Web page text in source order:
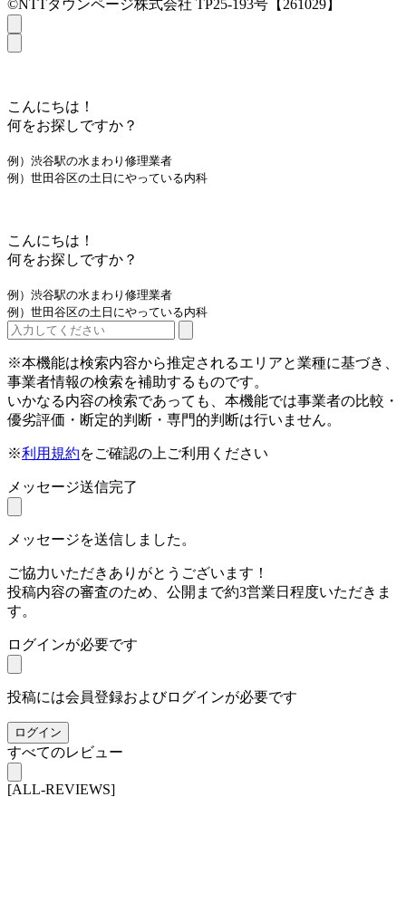
©NTTタウンページ株式会社 TP25-193号【261029】
こんにちは！
何をお探しですか？
例）渋谷駅の水まわり修理業者
例）世田谷区の土日にやっている内科
こんにちは！
何をお探しですか？
例）渋谷駅の水まわり修理業者
例）世田谷区の土日にやっている内科
※本機能は検索内容から推定されるエリアと業種に基づき、
事業者情報の検索を補助するものです。
いかなる内容の検索であっても、本機能では事業者の比較・
優劣評価・断定的判断・専門的判断は行いません。
※利用規約をご確認の上ご利用ください
メッセージ送信完了
メッセージを送信しました。
ご協力いただきありがとうございます！
投稿内容の審査のため、公開まで約3営業日程度いただきま
す。
ログインが必要です
投稿には会員登録およびログインが必要です
ログイン
すべてのレビュー
[ALL-REVIEWS]